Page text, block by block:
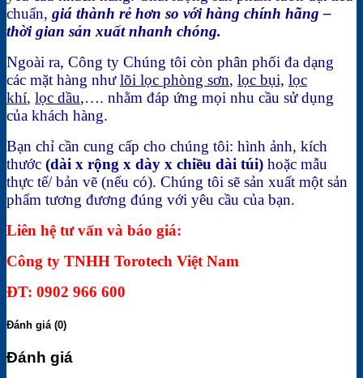
chuẩn, giá thành rẻ hơn so với hàng chính hãng –
thời gian sản xuất nhanh chóng.
Ngoài ra, Công ty Chúng tôi còn phân phối đa dạng
các mặt hàng nhưlõi lọc phòng sơn, lọc bụi, lọc
khí, lọc dầu,…. nhằm đáp ứng mọi nhu cầu sử dụng
của khách hàng.
Bạn chỉ cần cung cấp cho chúng tôi: hình ảnh, kích
thước (dài x rộng x dày x chiều dài túi) hoặc mẫu
thực tế/ bản vẽ (nếu có). Chúng tôi sẽ sản xuất một sản
phẩm tương đương đúng với yêu cầu của bạn.
Liên hệ tư vấn và báo giá:
Công ty TNHH Torotech Việt Nam
ĐT: 0902 966 600
Đánh giá (0)
Đánh giá